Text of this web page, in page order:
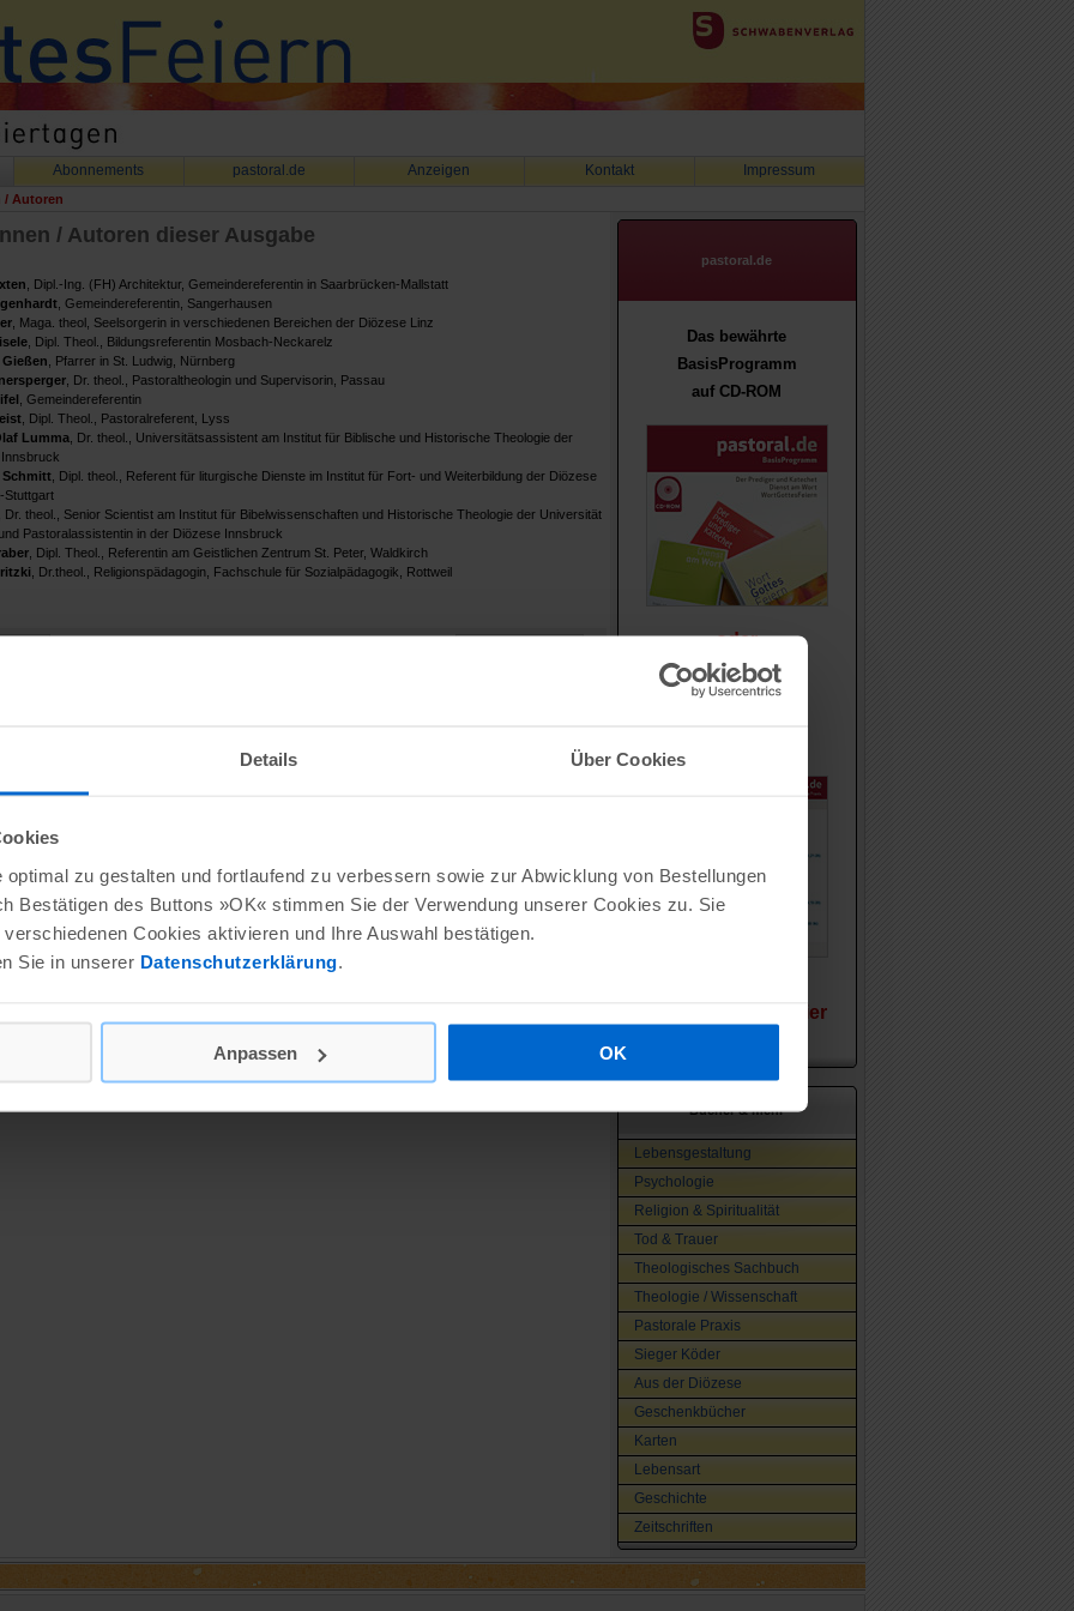
Details Über Cookies
zu gestalten und fortlaufend zu verbessern sowie zur Abwicklung von Bestellungen
Bestätigen des Buttons »OK« stimmen Sie der Verwendung unserer Cookies zu. Sie
Cookies aktivieren und Ihre Auswahl bestätigen.
Sie in unserer Datenschutzerklärung
Anpassen OK
Abonnements pastoral.de Anzeigen Kontakt Impressum
/ Autoren
/ Autoren dieser Ausgabe
, Dipl.-Ing. (FH) Architektur, Gemeindereferentin in Saarbrücken-Mallstatt
, Gemeindereferentin, Sangerhausen
, Maga. theol, Seelsorgerin in verschiedenen Bereichen der Diözese Linz
, Dipl. Theol., Bildungsreferentin Mosbach-Neckarelz
, Pfarrer in St. Ludwig, Nürnberg
, Dr. theol., Pastoraltheologin und Supervisorin, Passau
, Gemeindereferentin
, Dipl. Theol., Pastoralreferent, Lyss
Lumma, Dr. theol., Universitätsassistent am Institut für Biblische und Historische Theologie der
, Dipl. theol., Referent für liturgische Dienste im Institut für Fort- und Weiterbildung der Diözese
Stuttgart
Dr. theol., Senior Scientist am Institut für Bibelwissenschaften und Historische Theologie der Universität
Pastoralassistentin in der Diözese Innsbruck
, Dipl. Theol., Referentin am Geistlichen Zentrum St. Peter, Waldkirch
, Dr.theol., Religionspädagogin, Fachschule für Sozialpädagogik, Rottweil
pastoral.de
Das bewährte
BasisProgramm
auf CD-ROM
oder
Die
Vergleichen Sie hier
Bücher & mehr
Lebensgestaltung
Psychologie
Religion & Spiritualität
Tod & Trauer
Theologisches Sachbuch
Theologie / Wissenschaft
Pastorale Praxis
Sieger Köder
Aus der Diözese
Geschenkbücher
Karten
Lebensart
Geschichte
Zeitschriften